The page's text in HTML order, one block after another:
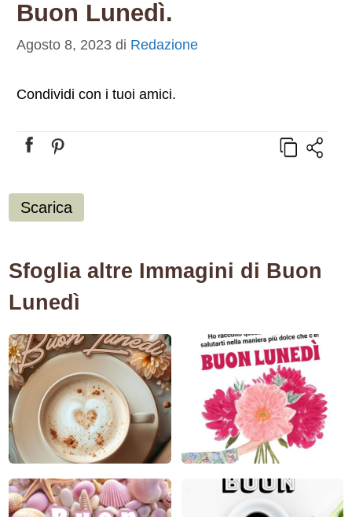
Buon Lunedì.
Agosto 8, 2023 di Redazione
Condividi con i tuoi amici.
Scarica
Sfoglia altre Immagini di Buon
Lunedì